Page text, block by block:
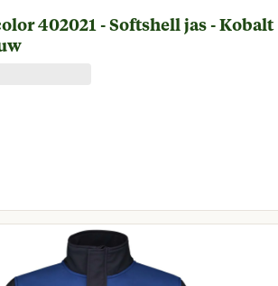
402021 - Softshell jas - Kobalt
prijs € 89,95